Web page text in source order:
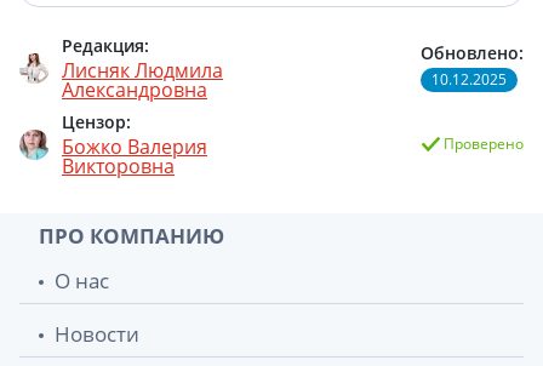
Редакция:
Лисняк Людмила
Александровна
Цензор:
Божко Валерия
Викторовна
Обновлено:
10.12.2025
Проверено
ПРО КОМПАНИЮ
О нас
Новости